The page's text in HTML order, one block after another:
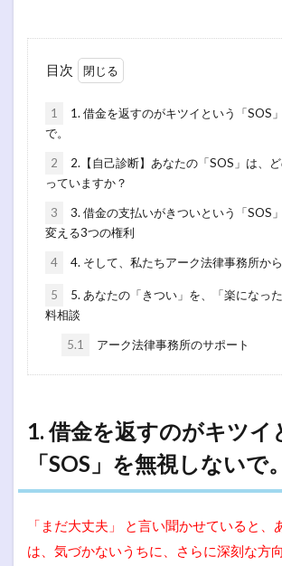
目次
1
1. 借金を返すのがキツイという「SOS
で。
2
2.【自己診断】あなたの「SOS」は、
っていますか？
3
3. 借金の支払いがきついという「SOS
変える3つの権利
4 4. そして、私たちアーク法律事務所か
5
5. あなたの「きつい」を、「楽になっ
料相談
5.1 アーク法律事務所のサポート
1. 借金を返すのがキツイ
「SOS」を無視しないで。
「まだ大丈夫」 と言い聞かせていると、
は、気づかないうちに、さらに深刻な方